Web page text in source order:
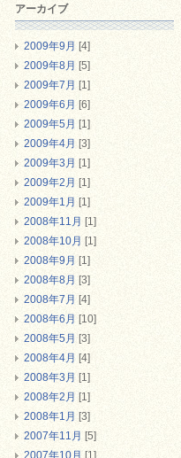
アーカイブ
2009年9月 [4]
2009年8月 [5]
2009年7月 [1]
2009年6月 [6]
2009年5月 [1]
2009年4月 [3]
2009年3月 [1]
2009年2月 [1]
2009年1月 [1]
2008年11月 [1]
2008年10月 [1]
2008年9月 [1]
2008年8月 [3]
2008年7月 [4]
2008年6月 [10]
2008年5月 [3]
2008年4月 [4]
2008年3月 [1]
2008年2月 [1]
2008年1月 [3]
2007年11月 [5]
2007年10月 [1]